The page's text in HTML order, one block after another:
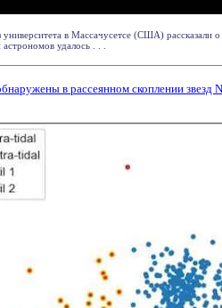
университета в Массачусетсе (США) рассказали
удалось . . .
в рассеянном скоплении звезд